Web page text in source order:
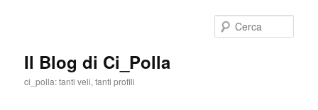
Il Blog di Ci_Polla
ci_polla: tanti veli, tanti profili